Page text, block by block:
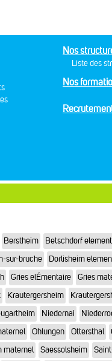
Nos
Liste des
Nos
Berstheim Betschdorf
sur-bruche Dorlisheim
Gries elÉmentaire Gries
Krautergersheim
Niedernai
Ohlungen Ottersthal
maternel Saessolsheim